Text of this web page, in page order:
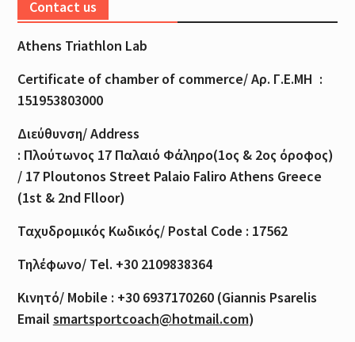
Contact us
Athens Triathlon Lab
Certificate of chamberof commerce/Αρ. Γ.Ε.ΜΗ :
151953803000
Διεύθυνση/ Address
: Πλούτωνος 17 Παλαιό Φάληρο(1ος & 2ος όροφος)
/ 17 Ploutonos Street Palaio Faliro Athens Greece
(1st & 2nd Flloor)
Ταχυδρομικός Κωδικός/ Postal Code : 17562
Τηλέφωνο/ Tel. +30 2109838364
Κινητό/ Mobile : +30 6937170260 (Giannis Psarelis
Email smartsportcoach@hotmail.com)